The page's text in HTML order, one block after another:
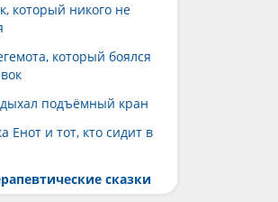
который никого не
который боялся
подъёмный кран
Енот и тот, кто сидит в
сказки